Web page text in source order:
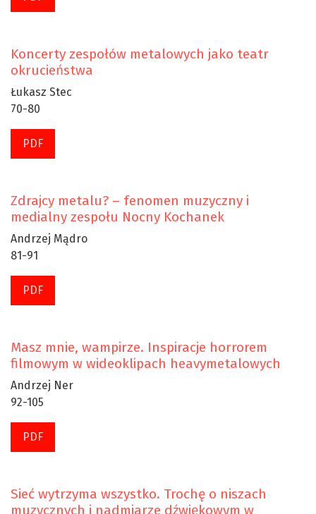
Koncerty zespołów metalowych jako teatr
okrucieństwa
Łukasz Stec
70-80
PDF
Zdrajcy metalu? – fenomen muzyczny i
medialny zespołu Nocny Kochanek
Andrzej Mądro
81-91
PDF
Masz mnie, wampirze. Inspiracje horrorem
filmowym w wideoklipach heavymetalowych
Andrzej Ner
92-105
PDF
Sieć wytrzyma wszystko. Trochę o niszach
muzycznych i nadmiarze dźwiękowym w